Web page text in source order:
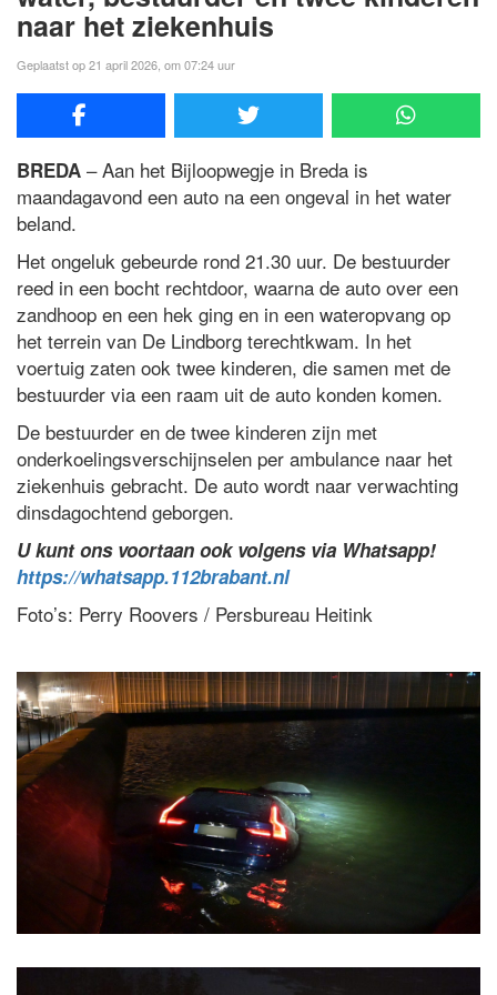
naar het ziekenhuis
Geplaatst op 21 april 2026, om 07:24 uur
BREDA – Aan het Bijloopwegje in Breda is
maandagavond een auto na een ongeval in het water
beland.
Het ongeluk gebeurde rond 21.30 uur. De bestuurder
reed in een bocht rechtdoor, waarna de auto over een
zandhoop en een hek ging en in een wateropvang op
het terrein van De Lindborg terechtkwam. In het
voertuig zaten ook twee kinderen, die samen met de
bestuurder via een raam uit de auto konden komen.
De bestuurder en de twee kinderen zijn met
onderkoelingsverschijnselen per ambulance naar het
ziekenhuis gebracht. De auto wordt naar verwachting
dinsdagochtend geborgen.
U kunt ons voortaan ook volgens via Whatsapp!
https://whatsapp.112brabant.nl
Foto’s: Perry Roovers / Persbureau Heitink